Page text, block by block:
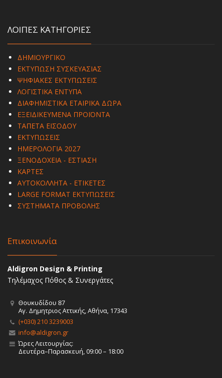
ΛΟΙΠΕΣ ΚΑΤΗΓΟΡΙΕΣ
ΔΗΜΙΟΥΡΓΙΚΟ
ΕΚΤΥΠΩΣΗ ΣΥΣΚΕΥΑΣΙΑΣ
ΨΗΦΙΑΚΕΣ ΕΚΤΥΠΩΣΕΙΣ
ΛΟΓΙΣΤΙΚΑ ΕΝΤΥΠΑ
ΔΙΑΦΗΜΙΣΤΙΚΑ ΕΤΑΙΡΙΚΑ ΔΩΡΑ
ΕΞΕΙΔΙΚΕΥΜΕΝΑ ΠΡΟΪΟΝΤΑ
ΤΑΠΕΤΑ ΕΙΣΟΔΟΥ
ΕΚΤΥΠΩΣΕΙΣ
ΗΜΕΡΟΛΟΓΙΑ 2027
ΞΕΝΟΔΟΧΕΙΑ - ΕΣΤΙΑΣΗ
ΚΑΡΤΕΣ
ΑΥΤΟΚΟΛΛΗΤΑ - ΕΤΙΚΕΤΕΣ
LARGE FORMAT ΕΚΤΥΠΩΣΕΙΣ
ΣΥΣΤΗΜΑΤΑ ΠΡΟΒΟΛΗΣ
Επικοινωνία
Aldigron Design & Printing
Τηλέμαχος Πόθος & Συνεργάτες
Θουκυδίδου 87
Αγ. Δημητριος Αττικής, Αθήνα, 17343
(+030) 210 3239003
info@aldigron.gr
Ώρες Λειτουργίας:
Δευτέρα–Παρασκευή, 09:00 – 18:00